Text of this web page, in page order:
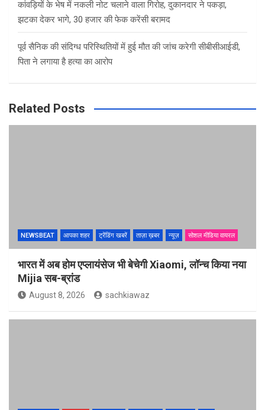
कांवड़ियों के भेष में नकली नोट चलाने वाला गिरोह, दुकानदार ने पकड़ा,
झटका देकर भागे, 30 हजार की फेक करेंसी बरामद
पूर्व सैनिक की संदिग्ध परिस्थितियों में हुई मौत की जांच करेगी सीबीसीआईडी,
पिता ने लगाया है हत्या का आरोप
Related Posts
NEWSBEAT आपका शहर ट्रेंडिंग खबरें ताज़ा ख़बर न्यूज़ सोशल मीडिया वायरल
भारत में अब होम एप्लायंसेज भी बेचेगी Xiaomi, लॉन्च किया नया
Mijia सब-ब्रांड
August 8, 2026 sachkiawaz